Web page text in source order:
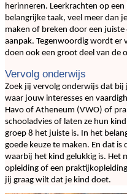
herinneren. Leerkrachten op een
belangrijke taak, veel meer dan
maken of breken door een
aanpak. Tegenwoordig wordt er
doen ook een groot deel van de
Vervolg onderwijs
Zoek jij vervolg onderwijs dat bij
waar jouw interesses en
Havo of Atheneum (VWO) of
schooladvies of laten ze hun
groep 8 het juiste is. In het
goede keuze te maken. En dat
waarbij het kind gelukkig is. Het
opleiding of een
jij graag wilt dat je kind doet.